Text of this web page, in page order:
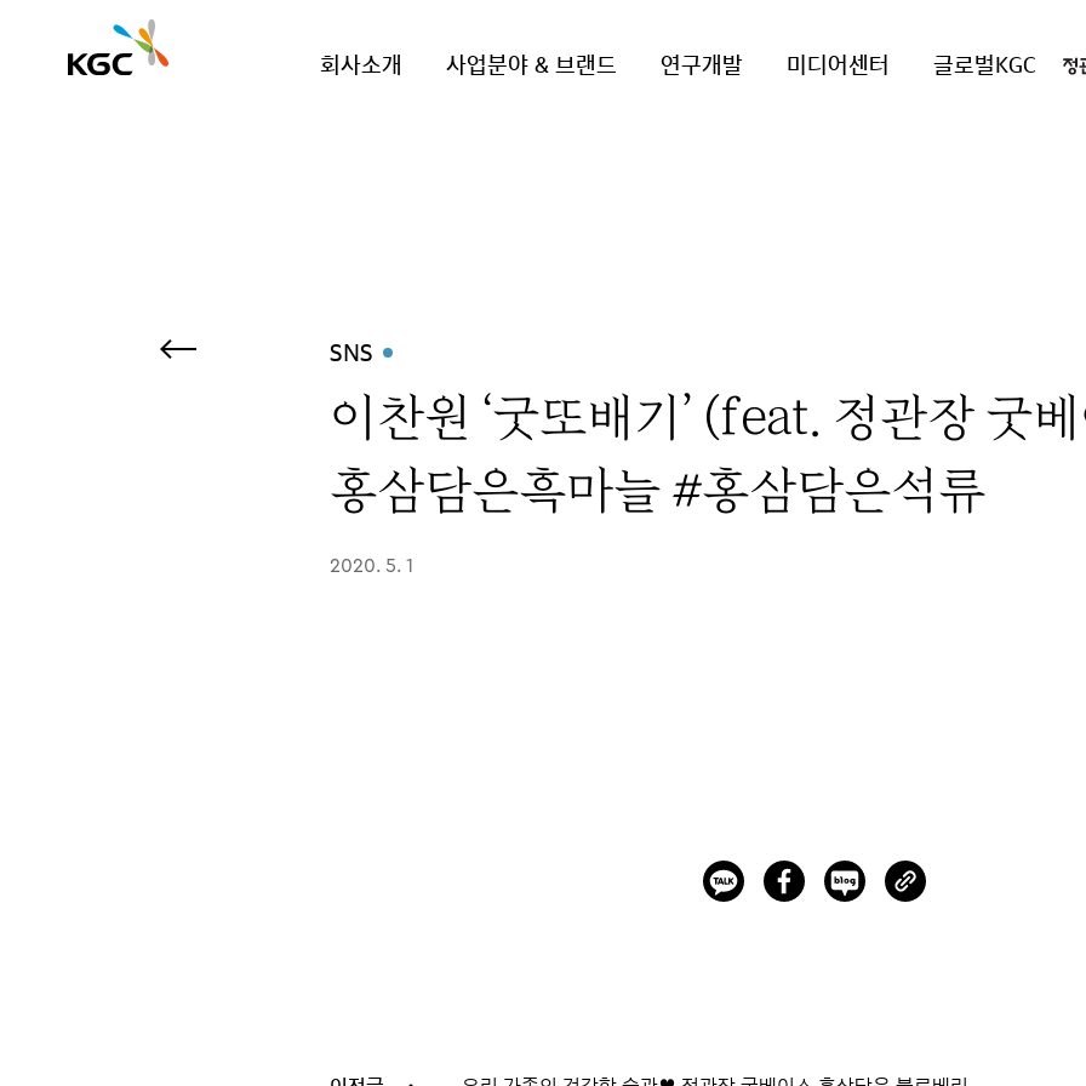
회사소개 사업분야 & 브랜드 연구개발 미디어센터 글로벌KGC
SNS
이찬원 ‘굿또배기’ (feat. 정관장 굿
홍삼담은흑마늘 #홍삼담은석류
2020. 5. 1